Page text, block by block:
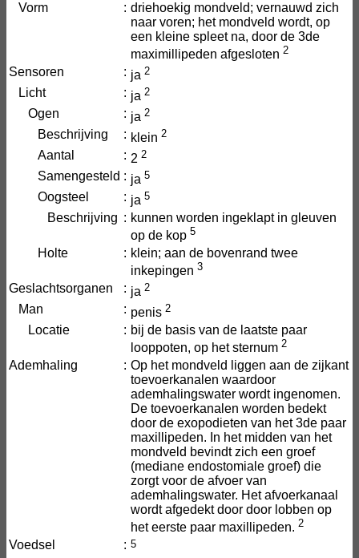
Vorm : driehoekig mondveld; vernauwd zich
naar voren; het mondveld wordt, op
een kleine spleet na, door de 3de
maximillipeden afgesloten 2
Sensoren : ja 2
Licht : ja 2
Ogen : ja 2
Beschrijving : klein 2
Aantal : 2 2
Samengesteld : ja 5
Oogsteel : ja 5
Beschrijving : kunnen worden ingeklapt in gleuven
op de kop 5
Holte : klein; aan de bovenrand twee
inkepingen 3
Geslachtsorganen : ja 2
Man : penis 2
Locatie : bij de basis van de laatste paar
looppoten, op het sternum 2
Ademhaling : Op het mondveld liggen aan de zijkant
toevoerkanalen waardoor
ademhalingswater wordt ingenomen.
De toevoerkanalen worden bedekt
door de exopodieten van het 3de paar
maxillipeden. In het midden van het
mondveld bevindt zich een groef
(mediane endostomiale groef) die
zorgt voor de afvoer van
ademhalingswater. Het afvoerkanaal
wordt afgedekt door door lobben op
het eerste paar maxillipeden. 2
Voedsel : 5